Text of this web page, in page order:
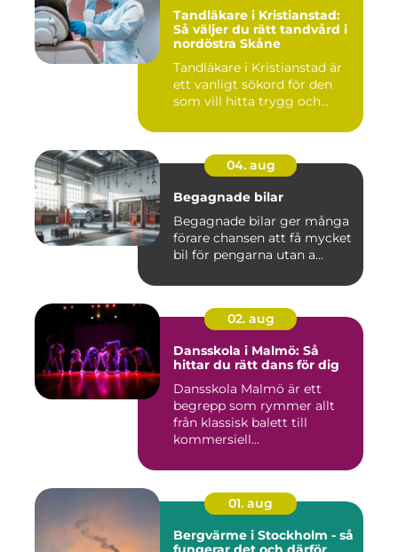
Tandläkare i Kristianstad:
Så väljer du rätt tandvård i
nordöstra Skåne
Tandläkare i Kristianstad är
ett vanligt sökord för den
som vill hitta trygg och...
04. aug
Begagnade bilar
Begagnade bilar ger många
förare chansen att få mycket
bil för pengarna utan a...
02. aug
Dansskola i Malmö: Så
hittar du rätt dans för dig
Dansskola Malmö är ett
begrepp som rymmer allt
från klassisk balett till
kommersiell...
01. aug
Bergvärme i Stockholm - så